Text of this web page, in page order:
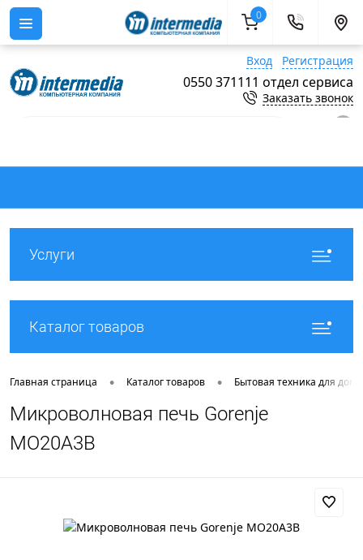
Вход Регистрация
0550 371111 отдел сервиса
Заказать звонок
Услуги
Каталог товаров
Главная страница • Каталог товаров • Бытовая техника для
Микроволновая печь Gorenje
MO20A3B
0